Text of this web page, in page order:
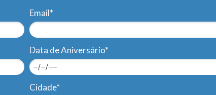
Email*
Data de Aniversário*
Cidade*